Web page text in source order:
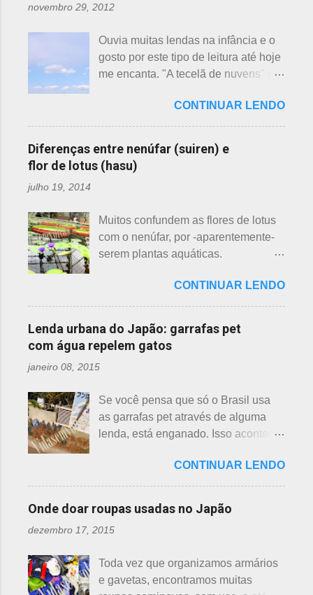
ou atrasando a florescência. Também
identificação ou com o nome das
flores, pelas cores e algumas
semelhanças. Saiba como identificar
parecidas: - Ameixeira - Ume 梅 A
primeira a florescer é a ameixeira.
Particularmente, dessas 3 flores,
gosto mais da ameixeira. O período
Ameixeiras não tem caule e as flores
brotam diretamente dos ramos. Cada
junta no botão tem apenas uma flor e
é relativamente espaçoso. As pétalas
são arredondadas. - Pessegueiro -
árvores do pessegueiro são mais
baixas, geralmente apresen...
novembro 29, 2012
Ouvia muitas lendas na infância e o
gosto por este tipo de leitura até hoje
me encanta. "A tecelã de nuvens" é
japonesas e - embora muitos
conheçam - compartilho aos que
ainda não tiveram essa
oportunidade. A tecelã de nuvens Há
muito tempo atrás, na terra do sol
suas terras para o plantio. Sozinho
no mundo e muito triste, pois a mãe,
que era tecelã, havia falecido
para ajudá-lo nessa tarefa. Eis que
estava ele semeando e, de repente,
viu uma cobra rastejando no chão.
Sei percebeu que a cobra deslizou
aranha suspensa por um fio de seda
da teia. A aranha fez Sei lembrar da
mãe - pequena e indefesa - e
imediatamente levou a cobra para
bem longe com seu ancinho. A
percebeu, pois além da aranha ser
pequena, ele havia...
CONTINUAR LENDO
Diferenças entre nenúfar (suiren) e
flor de lotus (hasu)
julho 19, 2014
Muitos confundem as flores de lotus
com o nenúfar, por -aparentemente-
serem plantas aquáticas.
na água, no entanto, existem
diferenças. Nenúfar brota na água e
flor de lotus no chão lodoso que,
popularmente, dizemos brejo. Vou
explicar de maneira bem objetiva,
qual a diferença entre o nenúfar -
hasu, em japonês. Basta dar uma
olhada nas flores para perceber as
grandes diferenças e, para isso, vou
flores de lotus são grandes, que
brotam de hastes compridas e em
apenas 3 cores, branca, creme e
largas e cor única: verde. As folhas
crescem para o alto, em hastes
longas. As raízes são comestíveis,
CONTINUAR LENDO
Lenda urbana do Japão: garrafas pet
com água repelem gatos
janeiro 08, 2015
Se você pensa que só o Brasil usa
as garrafas pet através de alguma
lenda, está enganado. Isso acontece
inclusive no Japão. Este assunto é
mais uma das postagens que estava
em rascunho por alguns anos, desde
que passei por estas casas e
descobri pra que serviam essas
acabou esquecido, até que postei
sobre esses baldes de água
CONTINUAR LENDO
Onde doar roupas usadas no Japão
dezembro 17, 2015
Toda vez que organizamos armários
e gavetas, encontramos muitas